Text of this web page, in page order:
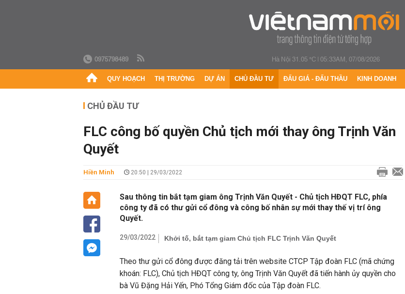
0975798489 Hà Nội 31.05 °C|05:33AM, 07/08/2026
QUY HOẠCH THỊ TRƯỜNG DỰ ÁN CHỦ ĐẦU TƯ ĐẤU GIÁ - ĐẤU THẦU KINH DOANH
CHỦ ĐẦU TƯ
FLC công bố quyền Chủ tịch mới thay ông Trịnh Văn
Quyết
Hiền Minh 20:50 | 29/03/2022
Sau thông tin bắt tạm giam ông Trịnh Văn Quyết - Chủ tịch HĐQT FLC, phía
công ty đã có thư gửi cổ đông và công bố nhân sự mới thay thế vị trí ông
Quyết.
29/03/2022 Khởi tố, bắt tạm giam Chủ tịch FLC Trịnh Văn Quyết
Theo thư gửi cổ đông được đăng tải trên website CTCP Tập đoàn FLC (mã chứng
khoán: FLC), Chủ tịch HĐQT công ty, ông Trịnh Văn Quyết đã tiến hành ủy quyền cho
bà Vũ Đặng Hải Yến, Phó Tổng Giám đốc của Tập đoàn FLC.